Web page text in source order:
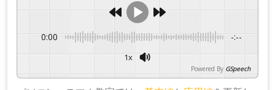
0:00 -:--
1x
Powered By GSpeech